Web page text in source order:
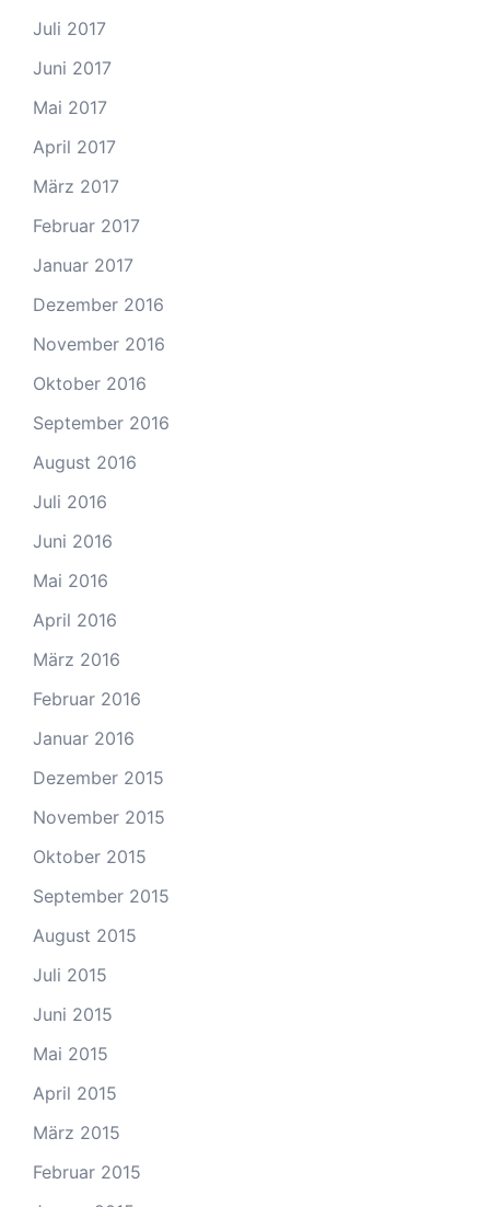
Juli 2017
Juni 2017
Mai 2017
April 2017
März 2017
Februar 2017
Januar 2017
Dezember 2016
November 2016
Oktober 2016
September 2016
August 2016
Juli 2016
Juni 2016
Mai 2016
April 2016
März 2016
Februar 2016
Januar 2016
Dezember 2015
November 2015
Oktober 2015
September 2015
August 2015
Juli 2015
Juni 2015
Mai 2015
April 2015
März 2015
Februar 2015